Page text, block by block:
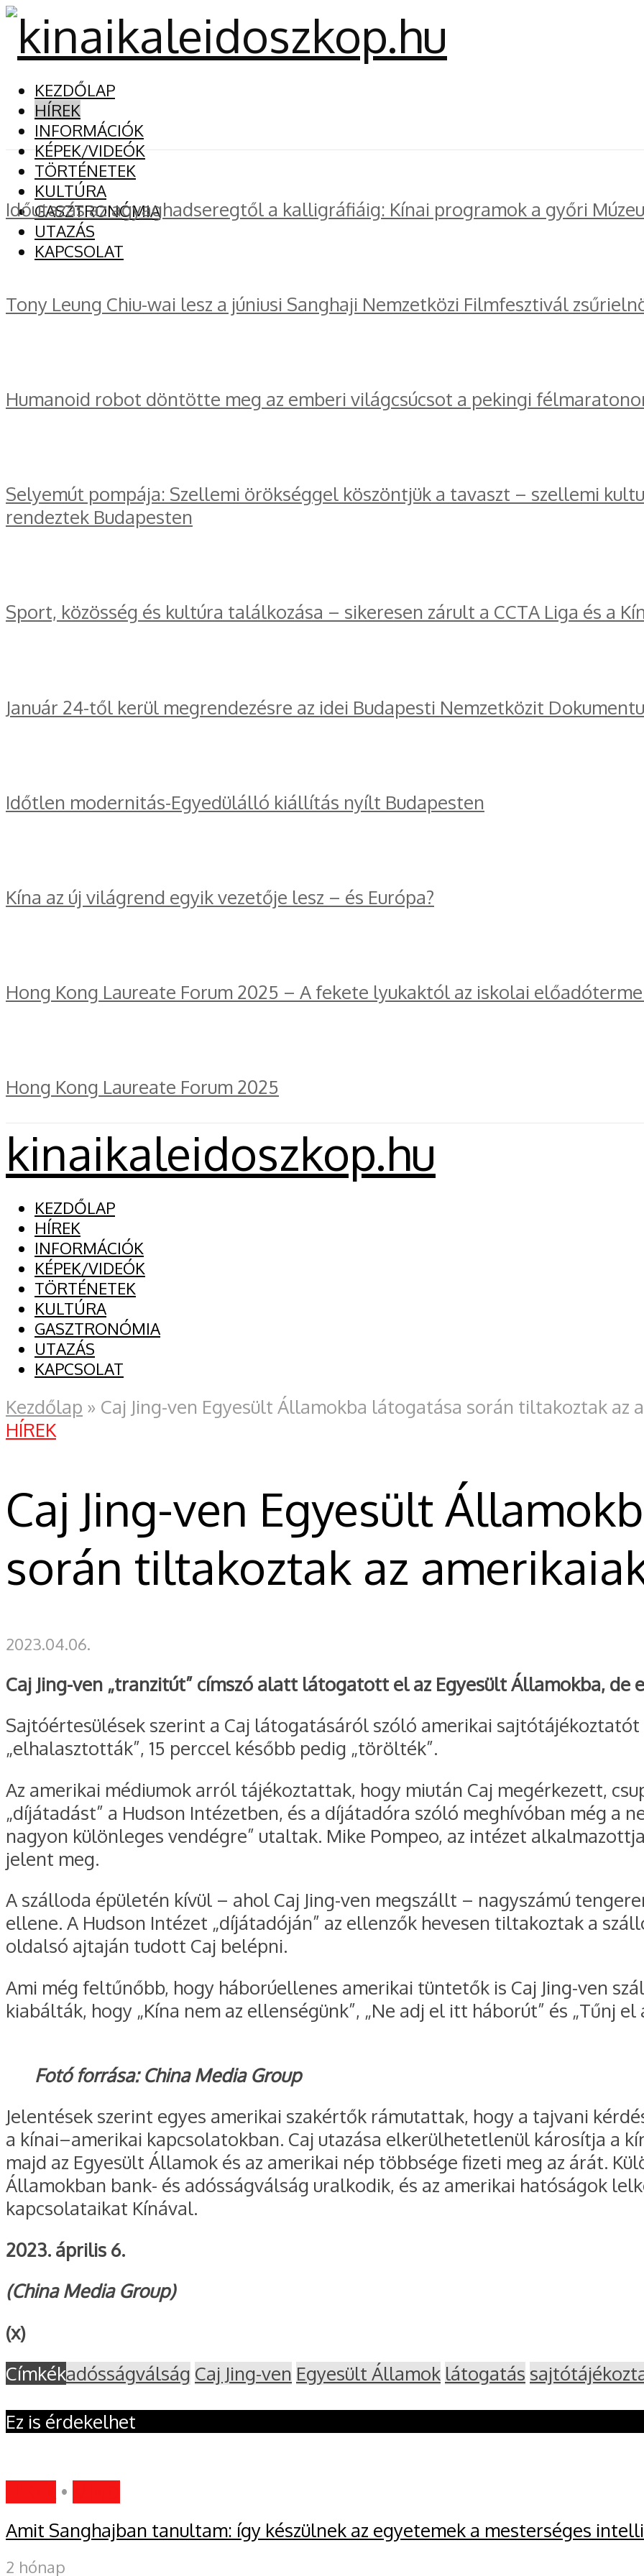
KEZDŐLAP
HÍREK
INFORMÁCIÓK
KÉPEK/VIDEÓK
TÖRTÉNETEK
KULTÚRA
GASZTRONÓMIA
UTAZÁS
KAPCSOLAT
Időutazás az agyaghadseregtől a kalligráfiáig: Kínai programok a győri
Tony Leung Chiu-wai lesz a júniusi Sanghaji Nemzetközi Filmfesztivál
Humanoid robot döntötte meg az emberi világcsúcsot a pekingi
Selyemút pompája: Szellemi örökséggel köszöntjük a tavaszt – szellemi
rendeztek Budapesten
Sport, közösség és kultúra találkozása – sikeresen zárult a CCTA Liga és a
Január 24-től kerül megrendezésre az idei Budapesti Nemzetközit
Időtlen modernitás-Egyedülálló kiállítás nyílt Budapesten
Kína az új világrend egyik vezetője lesz – és Európa?
Hong Kong Laureate Forum 2025 – A fekete lyukaktól az iskolai
Hong Kong Laureate Forum 2025
kinaikaleidoszkop.hu
KEZDŐLAP
HÍREK
INFORMÁCIÓK
KÉPEK/VIDEÓK
TÖRTÉNETEK
KULTÚRA
GASZTRONÓMIA
UTAZÁS
KAPCSOLAT
Kezdőlap » Caj Jing-ven Egyesült Államokba látogatása során tiltakoztak az
HÍREK
Caj Jing-ven Egyesült
során tiltakoztak az
2023.04.06.
Caj Jing-ven „tranzitút” címszó alatt látogatott el az Egyesült Államokba,
Sajtóértesülések szerint a Caj látogatásáról szóló amerikai
„elhalasztották”, 15 perccel később pedig „törölték”.
Az amerikai médiumok arról tájékoztattak, hogy miután Caj megérkezett,
„díjátadást” a Hudson Intézetben, és a díjátadóra szóló meghívóban még a
nagyon különleges vendégre” utaltak. Mike Pompeo, az intézet
jelent meg.
A szálloda épületén kívül – ahol Caj Jing-ven megszállt – nagyszámú
ellene. A Hudson Intézet „díjátadóján” az ellenzők hevesen tiltakoztak a
oldalsó ajtaján tudott Caj belépni.
Ami még feltűnőbb, hogy háborúellenes amerikai tüntetők is Caj Jing-ven
kiabálták, hogy „Kína nem az ellenségünk”, „Ne adj el itt háborút” és „Tűnj el
Fotó forrása: China Media Group
Jelentések szerint egyes amerikai szakértők rámutattak, hogy a tajvani
a kínai–amerikai kapcsolatokban. Caj utazása elkerülhetetlenül károsítja a
majd az Egyesült Államok és az amerikai nép többsége fizeti meg az árát.
Államokban bank- és adósságválság uralkodik, és az amerikai hatóságok
kapcsolataikat Kínával.
2023. április 6.
(China Media Group)
(x)
Címkékadósságválság Caj Jing-ven Egyesült Államok látogatás
Ez is érdekelhet
•
Amit Sanghajban tanultam: így készülnek az egyetemek a mesterséges
2 hónap